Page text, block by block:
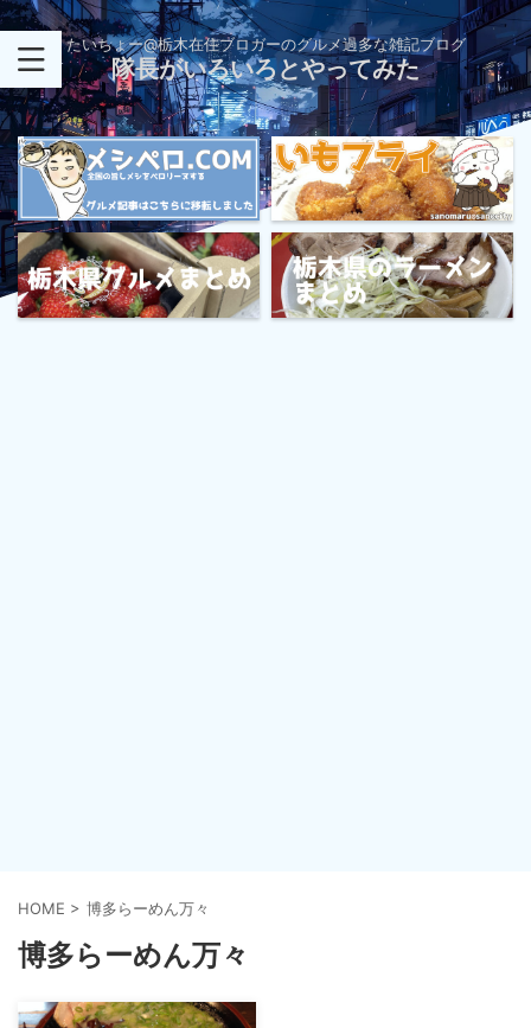
たいちょー@栃木在住ブロガーのグルメ過多な雑記ブログ
隊長がいろいろとやってみた
HOME > 博多らーめん万々
博多らーめん万々